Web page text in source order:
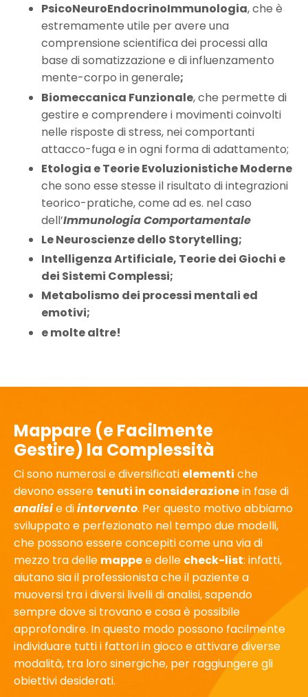
PsicoNeuroEndocrinoImmunologia, che è
estremamente utile per avere una
comprensione scientifica dei processi alla
base di somatizzazione e di influenzamento
mente-corpo in generale;
Biomeccanica Funzionale, che permette di
gestire e comprendere i movimenti coinvolti
nelle risposte di stress, nei comportanti
attacco-fuga e in ogni forma di adattamento;
Etologia e Teorie Evoluzionistiche Moderne
che sono esse stesse il risultato di integrazioni
teorico-pratiche, come ad es. nel caso
dell’Immunologia Comportamentale
Le Neuroscienze dello Storytelling;
Intelligenza Artificiale, Teorie dei Giochi e
dei Sistemi Complessi;
Metabolismo dei processi mentali ed
emotivi;
e molte altre!
Mappare (e Facilmente
Gestire) la Complessità
Ci sono numerosi e diversificati elementi che
devono essere tenuti in considerazionein fase di
analisie diintervento. Per questo motivo abbiamo
sviluppato e perfezionato nel tempo due modelli,
che possono essere concepiti come una via di
mezzo tra delle mappee delle check-list: infatti,
aiutano sia il professionista che il paziente a
muoversi tra i diversi livelli di analisi, sapendo
sempre dove si trovano e cosa è possibile
approfondire. In questo modo possono facilmente
individuare tutti i fattori in gioco e attivare diverse
modalità, tra loro sinergiche, per raggiungere gli
obiettivi desiderati.